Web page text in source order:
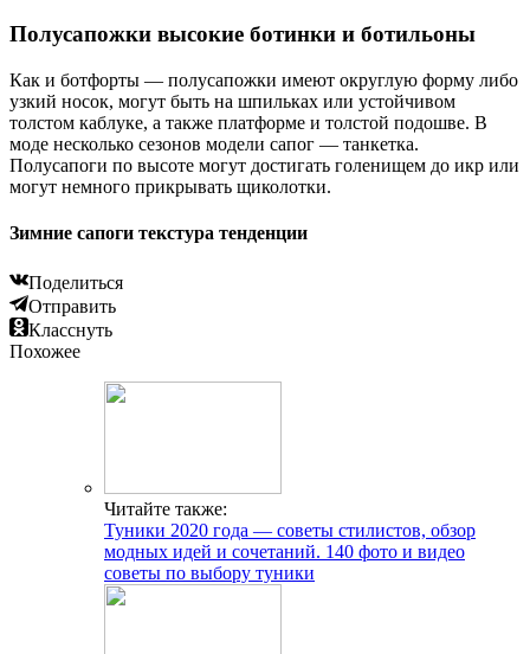
Полусапожки высокие ботинки и ботильоны
Как и ботфорты — полусапожки имеют округлую форму либо
узкий носок, могут быть на шпильках или устойчивом
толстом каблуке, а также платформе и толстой подошве. В
моде несколько сезонов модели сапог — танкетка.
Полусапоги по высоте могут достигать голенищем до икр или
могут немного прикрывать щиколотки.
Зимние сапоги текстура тенденции
Поделиться
Отправить
Класснуть
Похожее
Читайте также:
Туники 2020 года — советы стилистов, обзор
модных идей и сочетаний. 140 фото и видео
советы по выбору туники